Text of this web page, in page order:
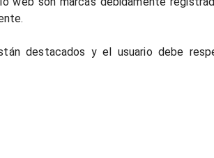
destacados y el usuario debe